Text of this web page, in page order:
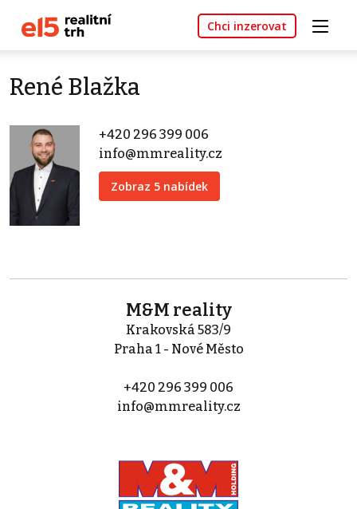
Chci inzerovat
René Blažka
+420 296 399 006
info@mmreality.cz
Zobraz 5 nabídek
M&M reality
Krakovská 583/9
Praha 1 - Nové Město
+420 296 399 006
info@mmreality.cz